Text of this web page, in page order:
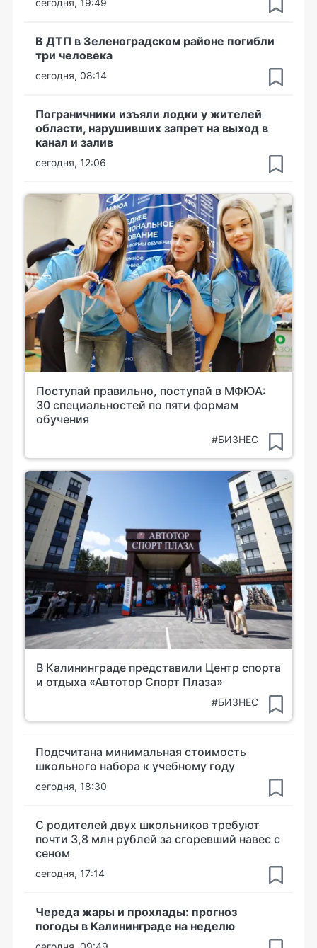
сегодня, 19:49
В ДТП в Зеленоградском районе погибли
три человека
сегодня, 08:14
Пограничники изъяли лодки у жителей
области, нарушивших запрет на выход в
канал и залив
сегодня, 12:06
Поступай правильно, поступай в МФЮА:
30 специальностей по пяти формам
обучения
#БИЗНЕС
В Калининграде представили Центр спорта
и отдыха «Автотор Спорт Плаза»
#БИЗНЕС
Подсчитана минимальная стоимость
школьного набора к учебному году
сегодня, 18:30
С родителей двух школьников требуют
почти 3,8 млн рублей за сгоревший навес с
сеном
сегодня, 17:14
Череда жары и прохлады: прогноз
погоды в Калининграде на неделю